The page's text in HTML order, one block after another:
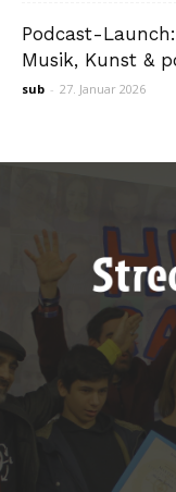
Podcast-Launch:
Musik, Kunst &
sub - 27. Januar 2026